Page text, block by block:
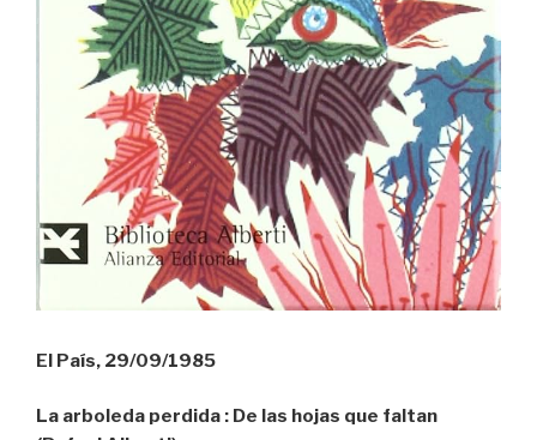
El País, 29/09/1985
La arboleda perdida : De Ias hojas que faltan